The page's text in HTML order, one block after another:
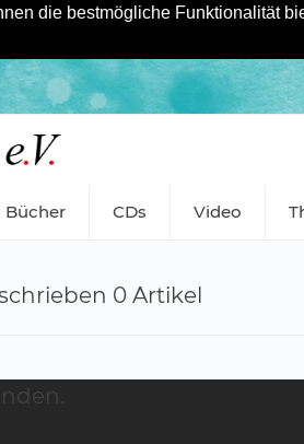
die bestmögliche Funktionalität
Bücher CDs Video
0 Artikel